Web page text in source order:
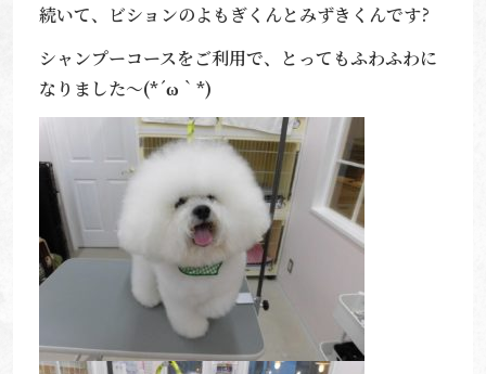
続いて、ビションのよもぎくんとみずきくんです?
シャンプーコースをご利用で、とってもふわふわに
なりました～(*´ω｀*)